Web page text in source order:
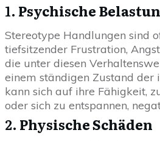
1. Psychische
Stereotype Handlungen sind
tiefsitzender Frustration,
die unter diesen
einem ständigen Zustand der
kann sich auf ihre Fähigkeit,
oder sich zu entspannen,
2. Physische Schäden